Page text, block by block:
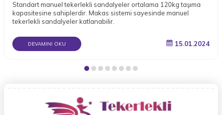
Standart manuel tekerlekli sandalyeler ortalama 120kg taşıma
kapasitesine sahiplerdir. Makas sistemi sayesinde manuel
tekerlekli sandalyeler katlanabilir.
DEVAMINI OKU 15.01.2024